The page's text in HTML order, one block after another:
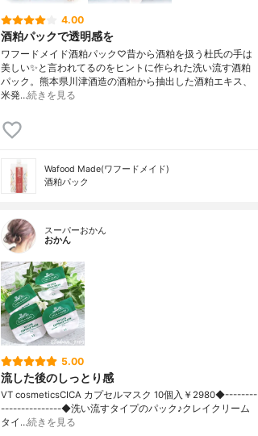
4.00
酒粕パックで透明感を
ワフードメイド酒粕パック♡昔から酒粕を扱う杜氏の手は
美しい✨と言われてるのをヒントに作られた洗い流す酒粕
パック。熊本県川津酒造の酒粕から抽出した酒粕エキス、
米発…続きを見る
Wafood Made(ワフードメイド)
酒粕パック
スーパーおかん
おかん
5.00
流した後のしっとり感
VT cosmeticsCICA カプセルマスク 10個入￥2980◆--------
---------------◆洗い流すタイプのパック♪クレイクリーム
タイ…続きを見る